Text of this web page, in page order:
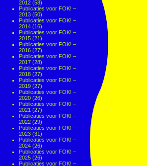
2012 (58)
Publicaties voor FOK! –
2013 (50)
Publicaties voor FOK! –
2014 (16)
Publicaties voor FOK! –
2015 (21)
Publicaties voor FOK! –
2016 (27)
Publicaties voor FOK! –
2017 (28)
Publicaties voor FOK! –
2018 (27)
Publicaties voor FOK! –
2019 (27)
Publicaties voor FOK! –
2020 (26)
Publicaties voor FOK! –
2021 (27)
Publicaties voor FOK! –
2022 (29)
Publicaties voor FOK! –
2023 (31)
Publicaties voor FOK! –
2024 (26)
Publicaties voor FOK! –
2025 (26)
Publicaties voor FOK! –